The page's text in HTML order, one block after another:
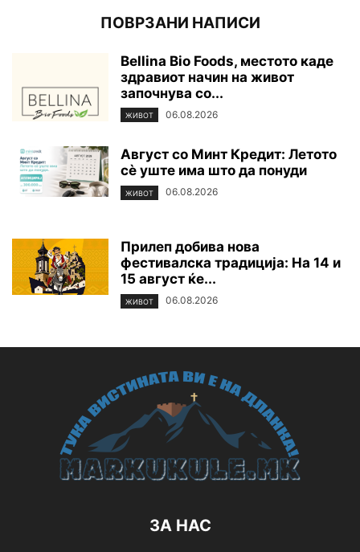
ПОВРЗАНИ НАПИСИ
Bellina Bio Foods, местото каде
здравиот начин на живот
започнува со...
ЖИВОТ 06.08.2026
Август со Минт Кредит: Летото
сè уште има што да понуди
ЖИВОТ 06.08.2026
Прилеп добива нова
фестивалска традиција: На 14 и
15 август ќе...
ЖИВОТ 06.08.2026
ЗА НАС